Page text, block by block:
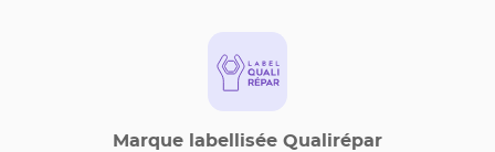
Marque labellisée Qualirépar